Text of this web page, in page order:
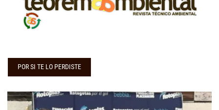
POR SI TE LO PERDISTE